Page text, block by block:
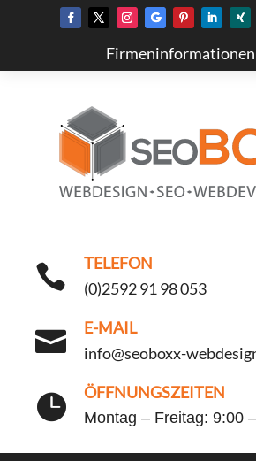

TELEFON
(0)2592 91 98 053

E-MAIL
info@seoboxx-
 ÖFFNUNGSZEITEN
Montag – Freitag: 9:00